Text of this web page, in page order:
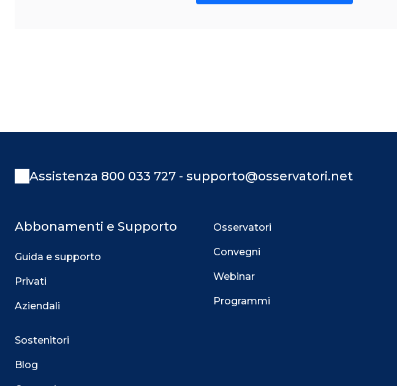
Assistenza 800 033 727 - supporto@osservatori.net
Abbonamenti e Supporto
Guida e supporto
Privati
Aziendali
Sostenitori
Blog
Osservatori
Convegni
Webinar
Programmi